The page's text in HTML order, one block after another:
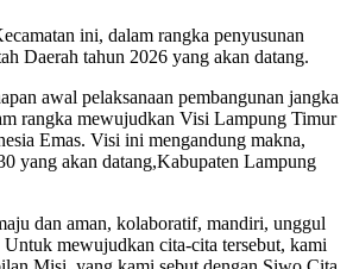
ini, dalam rangka penyusunan
Daerah tahun 2026 yang akan datang.
awal pelaksanaan pembangunan jangka
rangka mewujudkan Visi Lampung Timur
Emas. Visi ini mengandung makna,
yang akan datang,Kabupaten Lampung
dan aman, kolaboratif, mandiri, unggul
mewujudkan cita-cita tersebut, kami